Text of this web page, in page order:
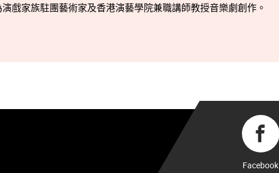
戲家族駐團藝術家及香港演藝學院兼職講師教授音樂劇創作。
Facebook